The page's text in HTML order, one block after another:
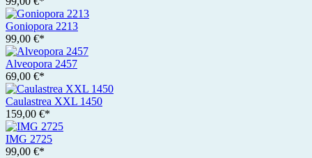
Goniopora 2213
99,00 €*
Alveopora 2457
69,00 €*
Caulastrea XXL 1450
159,00 €*
IMG 2725
99,00 €*